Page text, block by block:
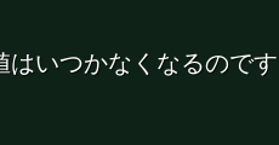
いつかなくなるのです